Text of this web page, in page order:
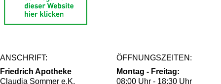
ANSCHRIFT:
Friedrich Apotheke
Claudia Sommer e.K.
ÖFFNUNGSZEITEN:
Montag - Freitag:
08:00 Uhr - 18:30 Uhr